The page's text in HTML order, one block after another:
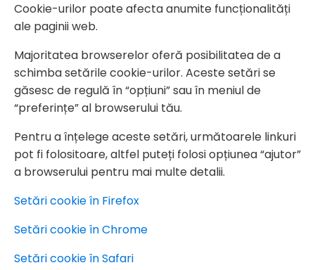
Cookie-urilor poate afecta anumite funcționalități
ale paginii web.
Majoritatea browserelor oferă posibilitatea de a
schimba setările cookie-urilor. Aceste setări se
găsesc de regulă în “opțiuni” sau în meniul de
“preferințe” al browserului tău.
Pentru a înțelege aceste setări, următoarele linkuri
pot fi folositoare, altfel puteți folosi opțiunea “ajutor”
a browserului pentru mai multe detalii.
Setări cookie în Firefox
Setări cookie în Chrome
Setări cookie în Safari